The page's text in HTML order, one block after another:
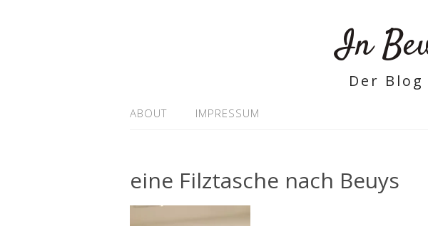
In
Der
ABOUT IMPRESSUM
eine Filztasche nach Beuys